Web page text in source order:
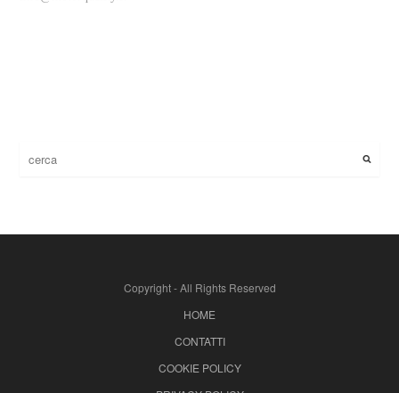
Copyright - All Rights Reserved
HOME
CONTATTI
COOKIE POLICY